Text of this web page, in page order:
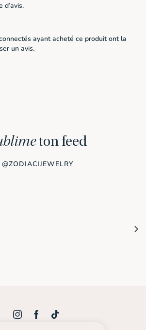
d’avis.
ayant acheté ce produit ont la
un avis.
ton feed
@ZODIACIJEWELRY